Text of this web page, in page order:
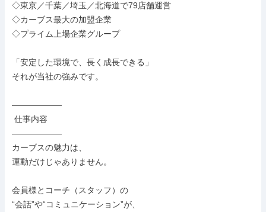
◇東京／千葉／埼玉／北海道で79店舗運営
◇カーブス最大の加盟企業
◇プライム上場企業グループ
「安定した環境で、長く成長できる」
それが当社の強みです。
――――――
――――――
カーブスの魅力は、
運動だけじゃありません。
会員様とコーチ（スタッフ）の
“会話”や“コミュニケーション”が、